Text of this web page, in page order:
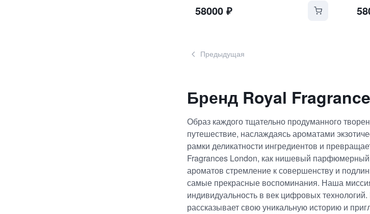
58000₽
Предыдущая
Бренд Royal
Образ каждого тщательно продуманного
путешествие, наслаждаясь ароматами
рамки деликатности ингредиентов и
Fragrances London, как нишевый парфюмерный
ароматов стремление к совершенству и
самые прекрасные воспоминания. Наша
индивидуальность в век цифровых
рассказывает свою уникальную историю и